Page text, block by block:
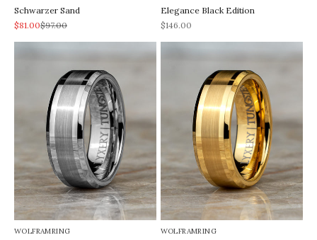
Schwarzer Sand
REA-pris
$81.00Pris
$97.00
Elegance Black Edition
REA-pris
$146.00
WOLFRAMRING WOLFRAMRING